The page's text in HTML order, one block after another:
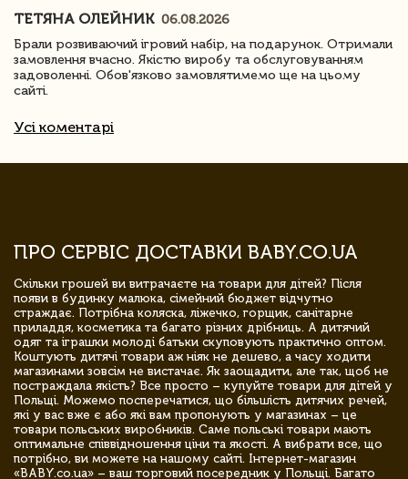
ТЕТЯНА ОЛЕЙНИК 06.08.2026
Брали розвиваючий ігровий набір, на подарунок. Отримали
замовлення вчасно. Якістю виробу та обслуговуванням
задоволенні. Обов'язково замовлятимемо ще на цьому
сайті.
Усі коментарі
ПРО СЕРВІС ДОСТАВКИ BABY.CO.UA
Скільки грошей ви витрачаєте на товари для дітей? Після
появи в будинку малюка, сімейний бюджет відчутно
страждає. Потрібна коляска, ліжечко, горщик, санітарне
приладдя, косметика та багато різних дрібниць. А дитячий
одяг та іграшки молоді батьки скуповують практично оптом.
Коштують дитячі товари аж ніяк не дешево, а часу ходити
магазинами зовсім не вистачає. Як заощадити, але так, щоб не
постраждала якість? Все просто – купуйте товари для дітей у
Польщі. Можемо посперечатися, що більшість дитячих речей,
які у вас вже є або які вам пропонують у магазинах – це
товари польських виробників. Саме польські товари мають
оптимальне співвідношення ціни та якості. А вибрати все, що
потрібно, ви можете на нашому сайті. Інтернет-магазин
«BABY.co.ua» – ваш торговий посередник у Польщі. Багато